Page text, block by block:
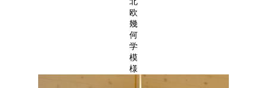
欧
幾
何
学
模
様